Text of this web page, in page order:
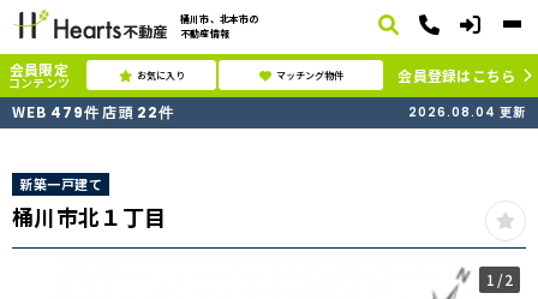
桶川市、北本市の
不動産情報
会員限定
コンテンツ お気に入り マッチング物件
会員登録はこちら
WEB 479件 店頭 22件 2026.08.04 更新
新築一戸建て
桶川市北１丁目
1 /2